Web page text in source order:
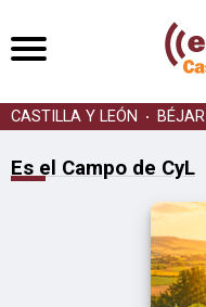
CASTILLA Y LEÓN BÉJAR
Es el Campo de CyL